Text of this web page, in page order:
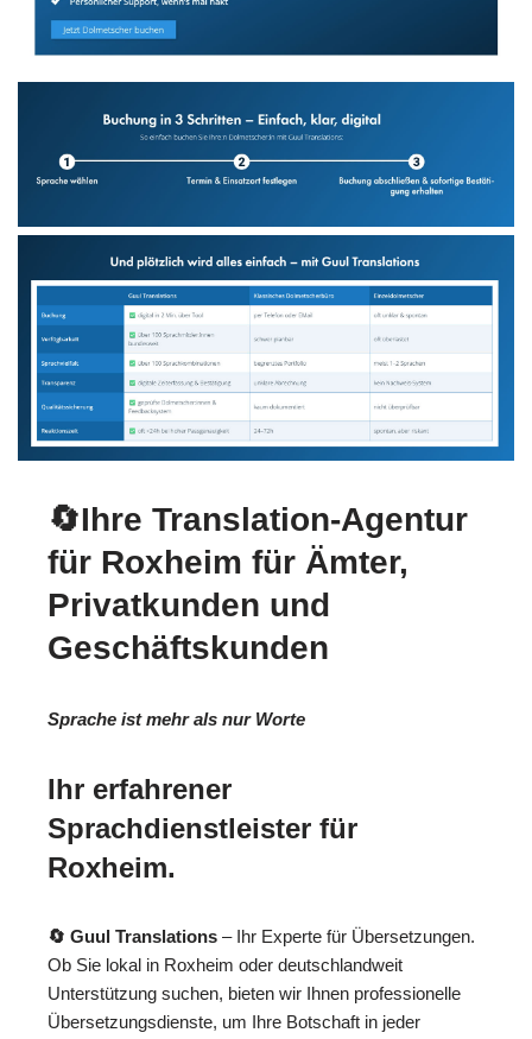
🔄Ihre Translation-Agentur
für Roxheim für Ämter,
Privatkunden und
Geschäftskunden
Sprache ist mehr als nur Worte
Ihr erfahrener
Sprachdienstleister für
Roxheim.
🔄 Guul Translations – Ihr Experte für Übersetzungen.
Ob Sie lokal in Roxheim oder deutschlandweit
Unterstützung suchen, bieten wir Ihnen professionelle
Übersetzungsdienste, um Ihre Botschaft in jeder